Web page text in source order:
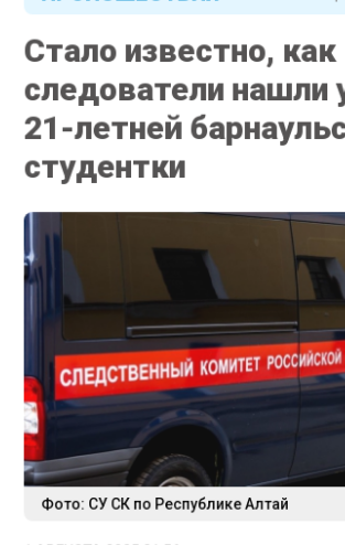
Стало известно, как
следователи нашли
21-летней
студентки
Фото: СУ СК по Республике Алтай
1 АВГУСТА 2025 21:56